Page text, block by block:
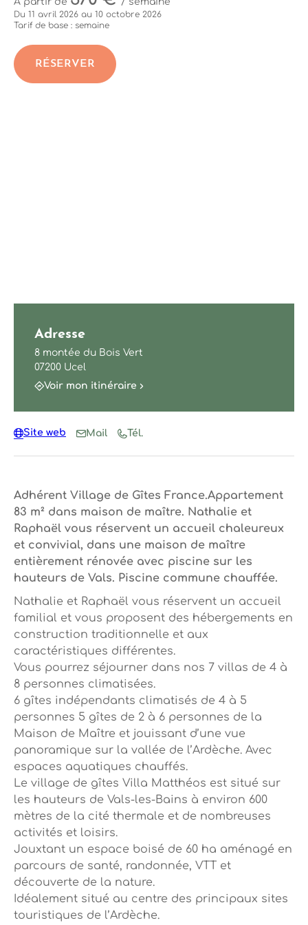
Adhérent Village de Gîtes France.Appartement
83 m² dans maison de maître. Nathalie et
Raphaël vous réservent un accueil chaleureux
et convivial, dans une maison de maître
entièrement rénovée avec piscine sur les
hauteurs de Vals. Piscine commune chauffée.
Nathalie et Raphaël vous réservent un accueil
familial et vous proposent des hébergements en
construction traditionnelle et aux
caractéristiques différentes.
Vous pourrez séjourner dans nos 7 villas de 4 à
8 personnes climatisées.
6 gîtes indépendants climatisés de 4 à 5
personnes 5 gîtes de 2 à 6 personnes de la
Maison de Maître et jouissant d’une vue
panoramique sur la vallée de l’Ardèche. Avec
espaces aquatiques chauffés.
Le village de gîtes Villa Matthéos est situé sur
les hauteurs de Vals-les-Bains à environ 600
mètres de la cité thermale et de nombreuses
activités et loisirs.
Jouxtant un espace boisé de 60 ha aménagé en
parcours de santé, randonnée, VTT et
découverte de la nature.
Idéalement situé au centre des principaux sites
touristiques de l’Ardèche.
Du 11 avril 2026 au 10 octobre 2026
Tarif de base : semaine
RÉSERVER
Adresse
8 montée du Bois Vert
07200 Ucel
Voir mon itinéraire
Site web Mail Tél.